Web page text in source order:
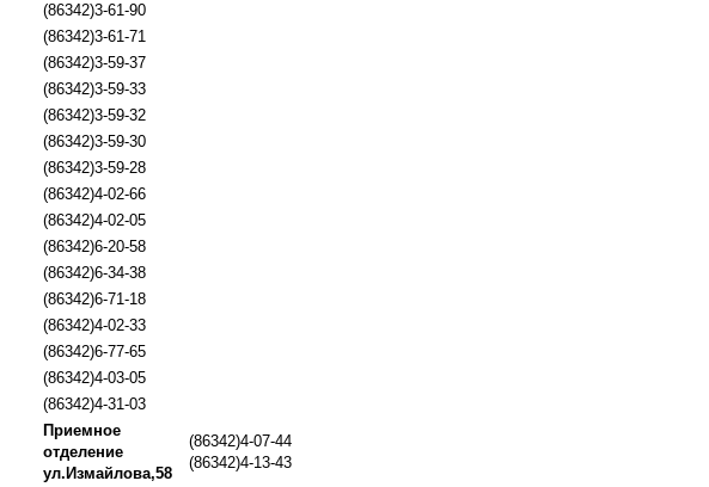
(86342)3-61-90
(86342)3-61-71
(86342)3-59-37
(86342)3-59-33
(86342)3-59-32
(86342)3-59-30
(86342)3-59-28
(86342)4-02-66
(86342)4-02-05
(86342)6-20-58
(86342)6-34-38
(86342)6-71-18
(86342)4-02-33
(86342)6-77-65
(86342)4-03-05
(86342)4-31-03
Приемное
отделение
ул.Измайлова,58
(86342)4-07-44
(86342)4-13-43